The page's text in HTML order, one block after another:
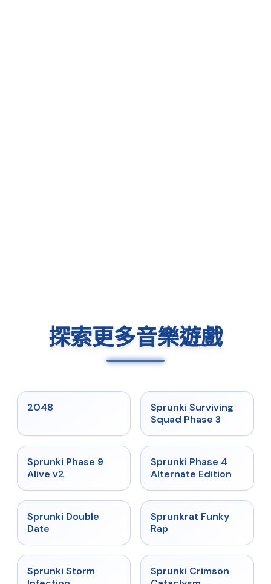
探索更多音樂遊戲
2048 ★ 4.7
Sprunki Surviving
Squad Phase 3
★
Sprunki Phase 9
Alive v2
★
Sprunki Phase 4
Alternate Edition
★
Sprunki Double
Date
★ 4.7
Sprunkrat Funky
Rap
★
Sprunki Storm
★ 4.7
Sprunki Crimson